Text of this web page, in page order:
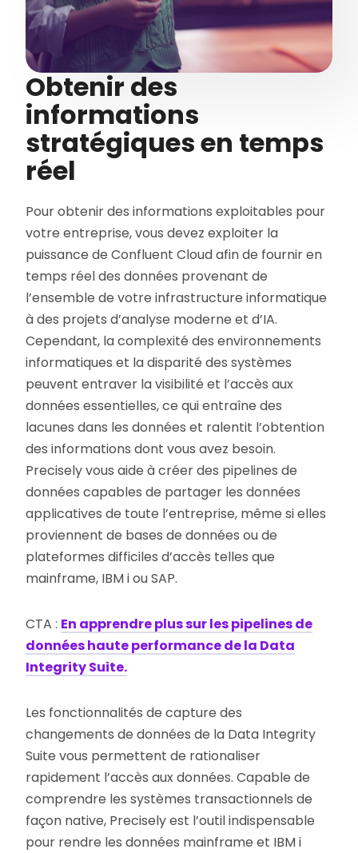
Obtenir des
informations
stratégiques en temps
réel
Pour obtenir des informations exploitables pour
votre entreprise, vous devez exploiter la
puissance de Confluent Cloud afin de fournir en
temps réel des données provenant de
l’ensemble de votre infrastructure informatique
à des projets d’analyse moderne et d’IA.
Cependant, la complexité des environnements
informatiques et la disparité des systèmes
peuvent entraver la visibilité et l’accès aux
données essentielles, ce qui entraîne des
lacunes dans les données et ralentit l’obtention
des informations dont vous avez besoin.
Precisely vous aide à créer des pipelines de
données capables de partager les données
applicatives de toute l’entreprise, même si elles
proviennent de bases de données ou de
plateformes difficiles d’accès telles que
mainframe, IBM i ou SAP.
CTA : En apprendre plus sur les pipelines de
données haute performance de la Data
Integrity Suite.
Les fonctionnalités de capture des
changements de données de la Data Integrity
Suite vous permettent de rationaliser
rapidement l’accès aux données. Capable de
comprendre les systèmes transactionnels de
façon native, Precisely est l’outil indispensable
pour rendre les données mainframe et IBM i